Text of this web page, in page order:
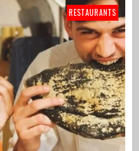
RESTAURANTS